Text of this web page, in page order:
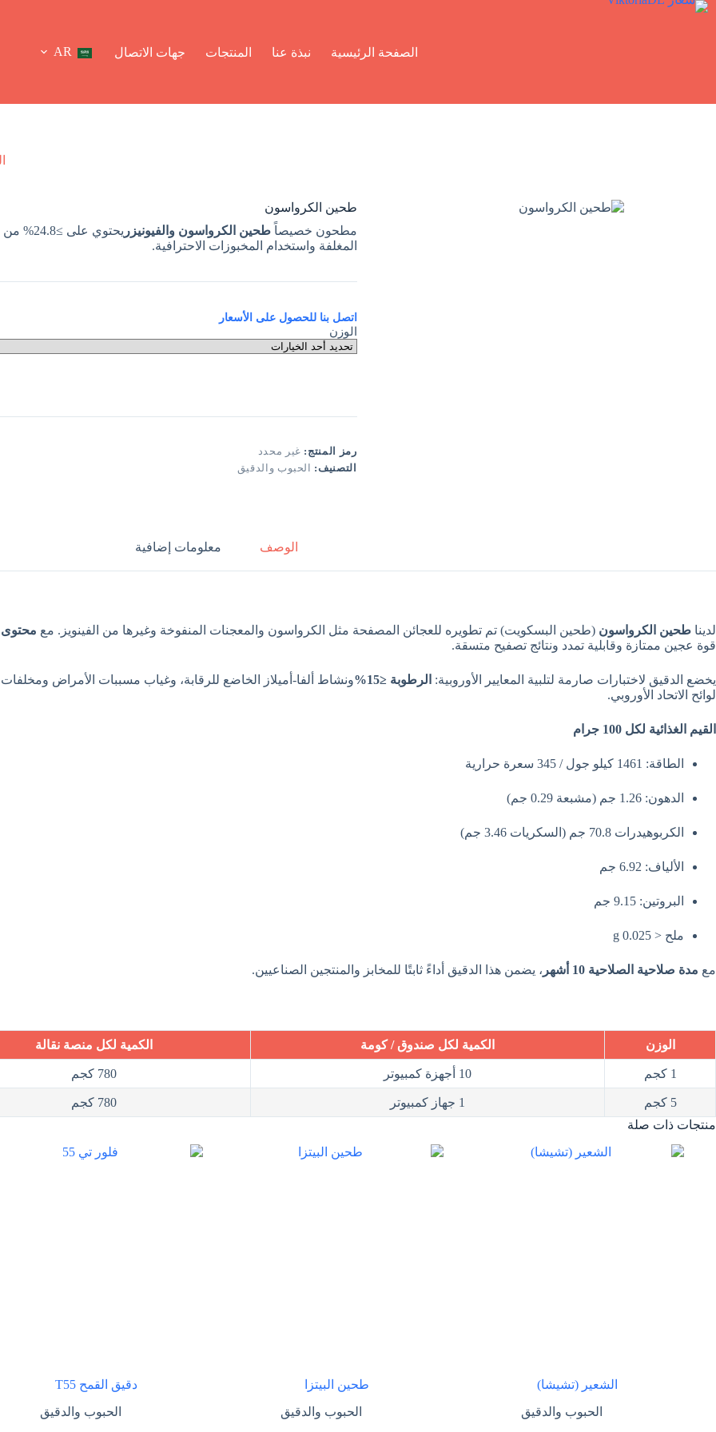
الصفحة الرئيسية نبذة عنا المنتجات جهات الاتصال AR
طحين الكرواسون
مطحون خصيصاًطحين الكرواسون والفيونيزر
المغلفة واستخدام المخبوزات الاحترافية.
اتصل بنا للحصول على الأسعار
الوزن
رمز المنتج: غير محدد
التصنيف:
الحبوب والدقيق
الوصف معلومات إضافية
لدينا طحين الكرواسون (طحين البسكويت) تم تطويره للعجائن المصفحة مثل الكرواسون والمعجنات المنفوخة وغيرها من الفينويز. مع محتوى
قوة عجين ممتازة وقابلية تمدد ونتائج تصفيح متسقة.
يخضع الدقيق لاختبارات صارمة لتلبية المعايير الأوروبية: الرطوبة ≤15%
ونشاط ألفا-أميلاز الخاضع للرقابة، وغياب مسببات الأمراض
لوائح الاتحاد الأوروبي.
القيم الغذائية لكل 100 جرام
الطاقة: 1461 كيلو جول / 345 سعرة حرارية
الدهون: 1.26 جم (مشبعة 0.29 جم)
الكربوهيدرات 70.8 جم (السكريات 3.46 جم)
الألياف: 6.92 جم
البروتين: 9.15 جم
ملح < 0.025 g
مع مدة صلاحية الصلاحية 10 أشهر ، يضمن هذا الدقيق أداءً ثابتًا للمخابز والمنتجين الصناعيين.
الوزن الكمية لكل صندوق / كومة الكمية لكل منصة نقالة
1 كجم 10 أجهزة كمبيوتر 780 كجم
5 كجم 1 جهاز كمبيوتر 780 كجم
منتجات ذات صلة
الشعير (تشيشا)
الحبوب والدقيق
طحين البيتزا
الحبوب والدقيق
دقيق القمح T55
الحبوب والدقيق